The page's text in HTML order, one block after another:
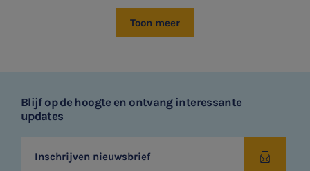
Toon meer
Blijf op de hoogte en ontvang interessante
updates
Inschrijven nieuwsbrief